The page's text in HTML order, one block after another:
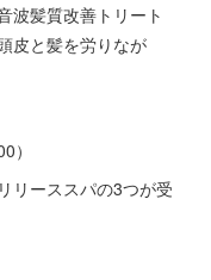
波髪質改善トリート
皮と髪を労りなが
）
リーススパの3つが受